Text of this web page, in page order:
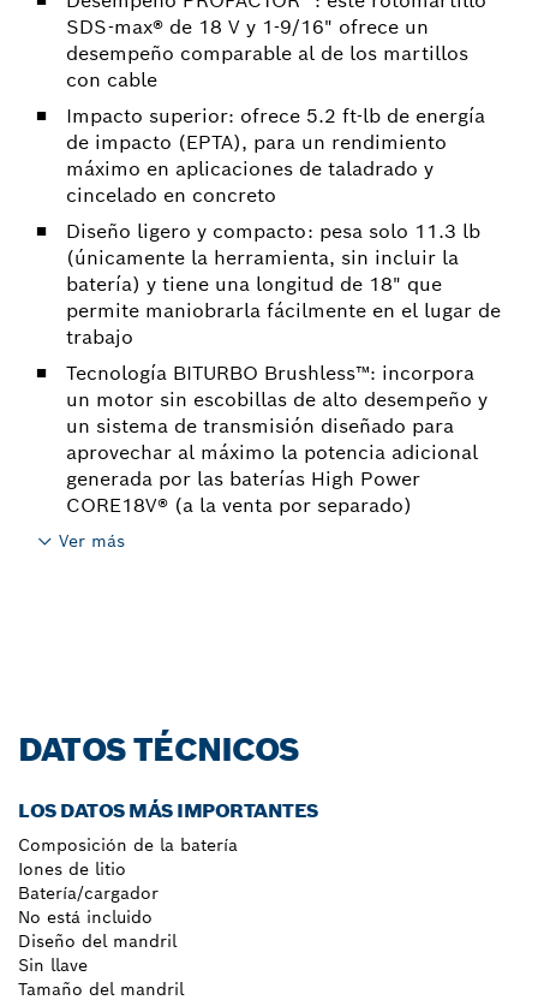
SDS-max® de 18 V y 1-9/16" ofrece un
desempeño comparable al de los martillos
con cable
Impacto superior: ofrece 5.2 ft-lb de energía
de impacto (EPTA), para un rendimiento
máximo en aplicaciones de taladrado y
cincelado en concreto
Diseño ligero y compacto: pesa solo 11.3 lb
(únicamente la herramienta, sin incluir la
batería) y tiene una longitud de 18" que
permite maniobrarla fácilmente en el lugar de
trabajo
Tecnología BITURBO Brushless™: incorpora
un motor sin escobillas de alto desempeño y
un sistema de transmisión diseñado para
aprovechar al máximo la potencia adicional
generada por las baterías High Power
CORE18V® (a la venta por separado)
Ver más
DATOS TÉCNICOS
LOS DATOS MÁS IMPORTANTES
Composición de la batería
Iones de litio
Batería/cargador
No está incluido
Diseño del mandril
Sin llave
Tamaño del mandril